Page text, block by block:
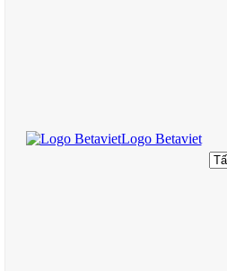
Logo Betaviet